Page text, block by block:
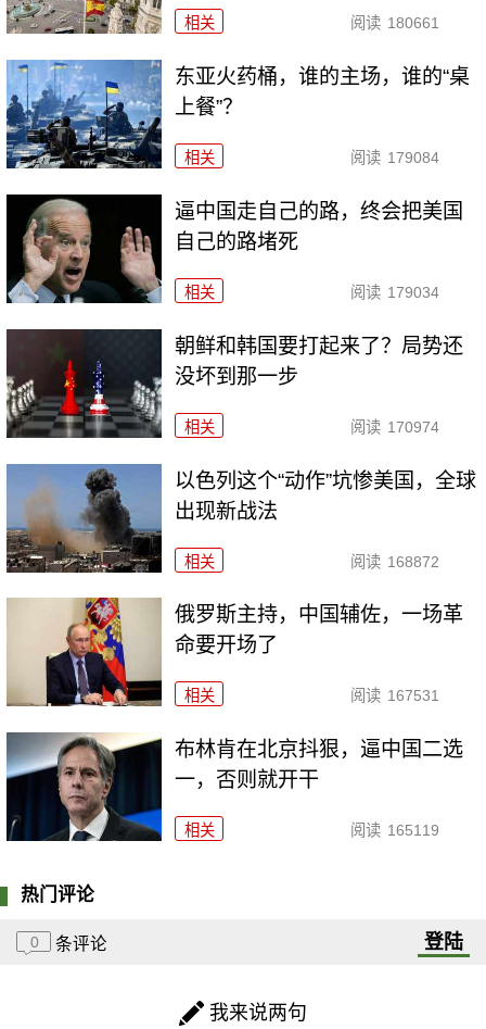
相关 阅读 180661
东亚火药桶，谁的主场，谁的“桌
上餐”？
相关 阅读 179084
逼中国走自己的路，终会把美国
自己的路堵死
相关 阅读 179034
朝鲜和韩国要打起来了？局势还
没坏到那一步
相关 阅读 170974
以色列这个“动作”坑惨美国，全球
出现新战法
相关 阅读 168872
俄罗斯主持，中国辅佐，一场革
命要开场了
相关 阅读 167531
布林肯在北京抖狠，逼中国二选
一，否则就开干
相关 阅读 165119
热门评论
0 条评论 登陆
我来说两句